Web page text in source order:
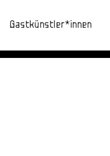
Gastkünstler*innen